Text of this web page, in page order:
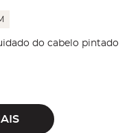
do cabelo pintado